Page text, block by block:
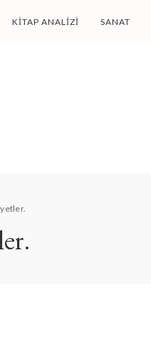
KITAP ANALIZI SANAT